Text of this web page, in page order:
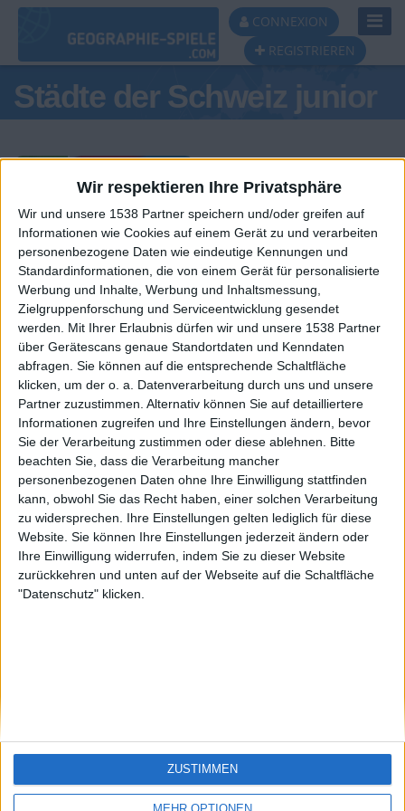
Wir respektieren Ihre Privatsphäre
Wir und unsere 1538 Partner speichern und/oder greifen auf
Informationen wie Cookies auf einem Gerät zu und verarbeiten
personenbezogene Daten wie eindeutige Kennungen und
Standardinformationen, die von einem Gerät für personalisierte
Werbung und Inhalte, Werbung und Inhaltsmessung,
Zielgruppenforschung und Serviceentwicklung gesendet
werden. Mit Ihrer Erlaubnis dürfen wir und unsere 1538 Partner
über Gerätescans genaue Standortdaten und Kenndaten
abfragen. Sie können auf die entsprechende Schaltfläche
klicken, um der o. a. Datenverarbeitung durch uns und unsere
Partner zuzustimmen. Alternativ können Sie auf detailliertere
Informationen zugreifen und Ihre Einstellungen ändern, bevor
Sie der Verarbeitung zustimmen oder diese ablehnen. Bitte
beachten Sie, dass die Verarbeitung mancher
personenbezogenen Daten ohne Ihre Einwilligung stattfinden
kann, obwohl Sie das Recht haben, einer solchen Verarbeitung
zu widersprechen. Ihre Einstellungen gelten lediglich für diese
Website. Sie können Ihre Einstellungen jederzeit ändern oder
Ihre Einwilligung widerrufen, indem Sie zu dieser Website
zurückkehren und unten auf der Webseite auf die Schaltfläche
"Datenschutz" klicken.
ZUSTIMMEN
CONNEXION
REGISTRIEREN
Städte der Schweiz junior
Tagespodest
#1
offside
#2
Sepp
#3
sontagch
Si vous êtes francophone, vous devriez aller
🇺🇸 We noticed you’re visiting
from an English-speaking
country
Join our American version now and be
among the firsts to submit your score
on our leaderboards!
Let's visit GeoHeroes.com!